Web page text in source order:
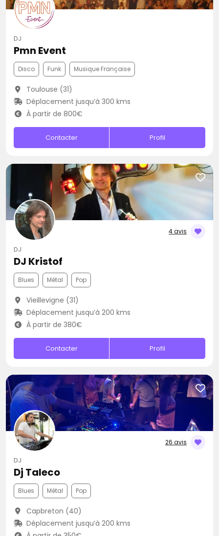
DJ
Pmn Event
Disco Funk Musique Française
Toulouse (31)
Déplacement jusqu’à 300 kms
À partir de 800€
Contacter Profil
4 avis
DJ
DJ Kristof
Blues Métal Pop
Vieillevigne (31)
Déplacement jusqu’à 200 kms
À partir de 380€
Contacter Profil
26 avis
DJ
Dj Taleco
Blues Métal Pop
Capbreton (40)
Déplacement jusqu’à 200 kms